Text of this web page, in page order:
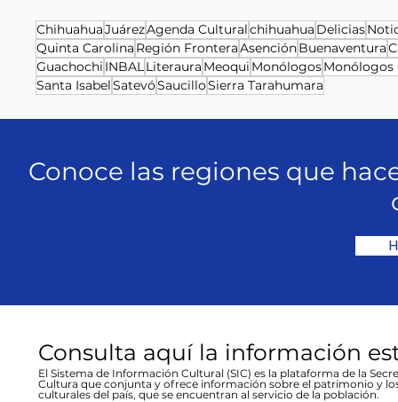
ChihuahuaJuárezAgenda Culturalchihuahua Delicias
Quinta Carolina Región FronteraAsenciónBuenaventura
Guachochi INBALLiteraura Meoqui MonólogosMonólogos
Santa IsabelSatevóSaucilloSierra Tarahumara
Conoce las regiones que
Consulta aquí la información
El Sistema de Información Cultural (SIC) es la plataforma de la
Cultura que conjunta y ofrece información sobre el patrimonio y
culturales del país, que se encuentran al servicio de la población.